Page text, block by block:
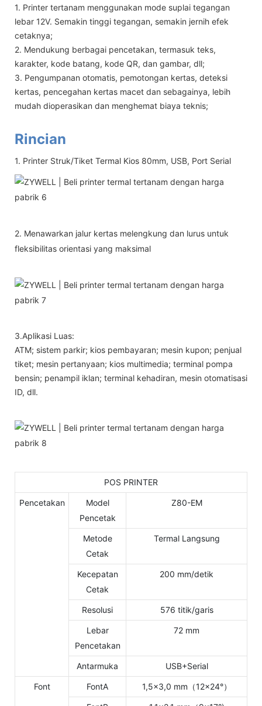
1. Printer tertanam menggunakan mode suplai tegangan
lebar 12V. Semakin tinggi tegangan, semakin jernih efek
cetaknya;
2. Mendukung berbagai pencetakan, termasuk teks,
karakter, kode batang, kode QR, dan gambar, dll;
3. Pengumpanan otomatis, pemotongan kertas, deteksi
kertas, pencegahan kertas macet dan sebagainya, lebih
mudah dioperasikan dan menghemat biaya teknis;
Rincian
1. Printer Struk/Tiket Termal Kios 80mm, USB, Port Serial
2. Menawarkan jalur kertas melengkung dan lurus untuk
fleksibilitas orientasi yang maksimal
3.Aplikasi Luas:
ATM; sistem parkir; kios pembayaran; mesin kupon; penjual
tiket; mesin pertanyaan; kios multimedia; terminal pompa
bensin; penampil iklan; terminal kehadiran, mesin otomatisasi
ID, dll.
POS PRINTER
Pencetakan
Model
Pencetak
Z80-EM
Metode
Cetak
Termal Langsung
Kecepatan
Cetak
200 mm/detik
Resolusi 576 titik/garis
Lebar
Pencetakan
72 mm
Antarmuka USB+Serial
Font FontA 1,5×3,0 mm（12×24°）